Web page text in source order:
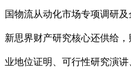
国物流从动化市场专项调研
新思界财产研究核心还供给
业地位证明、可行性研究演讲